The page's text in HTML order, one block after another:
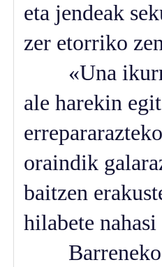
eta jendeak
zer etorriko
«Una
ale harekin
oraindik
baitzen
hilabete
Barreneko